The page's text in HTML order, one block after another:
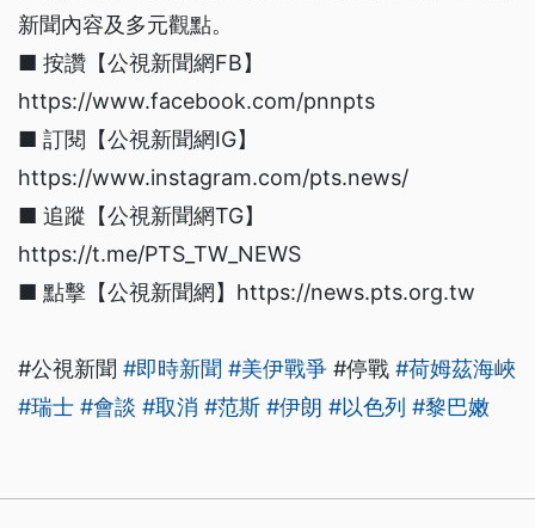
新聞內容及多元觀點。
■ 按讚【公視新聞網FB】
https://www.facebook.com/pnnpts
■ 訂閱【公視新聞網IG】
https://www.instagram.com/pts.news/
■ 追蹤【公視新聞網TG】
https://t.me/PTS_TW_NEWS
■ 點擊【公視新聞網】https://news.pts.org.tw
#公視新聞 #即時新聞 #美伊戰爭 #停戰 #荷姆茲海峽
#瑞士 #會談 #取消 #范斯 #伊朗 #以色列 #黎巴嫩